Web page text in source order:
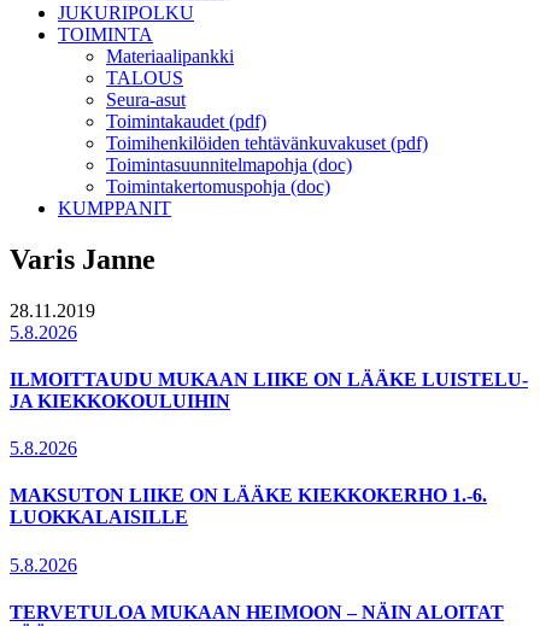
JUKURIPOLKU
TOIMINTA
Materiaalipankki
TALOUS
Seura-asut
Toimintakaudet (pdf)
Toimihenkilöiden tehtävänkuvakuset (pdf)
Toimintasuunnitelmapohja (doc)
Toimintakertomuspohja (doc)
KUMPPANIT
Varis Janne
28.11.2019
5.8.2026
ILMOITTAUDU MUKAAN LIIKE ON LÄÄKE LUISTELU-
JA KIEKKOKOULUIHIN
5.8.2026
MAKSUTON LIIKE ON LÄÄKE KIEKKOKERHO 1.-6.
LUOKKALAISILLE
5.8.2026
TERVETULOA MUKAAN HEIMOON – NÄIN ALOITAT